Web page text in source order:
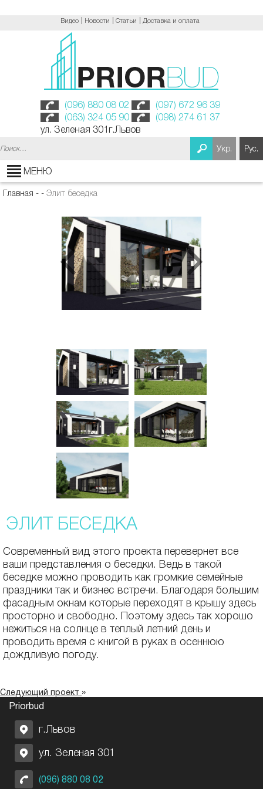
Видео Новости Статьи Доставка и оплата
(096) 880 08 02
(097) 672 96 39
(063) 324 05 90
(098) 274 61 37
ул. Зеленая 301г.Львов
Укр. Рус.
МЕНЮ
Главная - - Элит беседка
ЭЛИТ БЕСЕДКА
Современный вид этого проекта перевернет все
ваши представления о беседки. Ведь в такой
беседке можно проводить как громкие семейные
праздники так и бизнес встречи. Благодаря большим
фасадным окнам которые переходят в крышу здесь
просторно и свободно. Поэтому здесь так хорошо
нежиться на солнце в теплый летний день и
проводить время с книгой в руках в осеннюю
дождливую погоду.
Следующий проект »
Priorbud
г.Львов
ул. Зеленая 301
(096) 880 08 02